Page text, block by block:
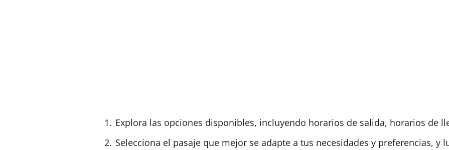
Explora las opciones disponibles, incluyendo horarios de salida, horarios de
Selecciona el pasaje que mejor se adapte a tus necesidades y preferencias, y